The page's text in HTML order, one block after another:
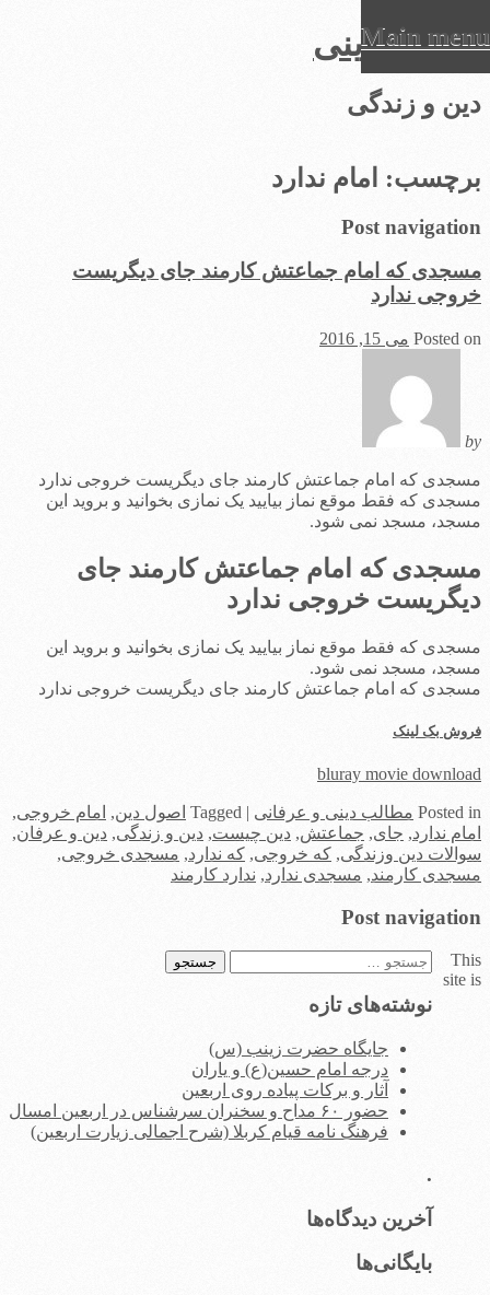
عرفان دینی
دین و زندگی
Main menu
to
content
برچسب: امام ندارد
Post navigation
مسجدی که امام جماعتش کارمند جای دیگریست
خروجی ندارد
Posted on می 15, 2016
by
مسجدی که امام جماعتش کارمند جای دیگریست خروجی ندارد
مسجدی که فقط موقع نماز بیایید یک نمازی بخوانید و بروید این
مسجد، مسجد نمی شود.
مسجدی که امام جماعتش کارمند جای
دیگریست خروجی ندارد
مسجدی که فقط موقع نماز بیایید یک نمازی بخوانید و بروید این
مسجد، مسجد نمی شود.
مسجدی که امام جماعتش کارمند جای دیگریست خروجی ندارد
فروش بک لینک
bluray movie download
Posted in مطالب دینی و عرفانی |
Tagged اصول دین, امام خروجی,
امام ندارد, جای, جماعتش, دین چیست, دین و زندگی, دین و عرفان,
سوالات دین وزندگی, که خروجی, که ندارد, مسجدی خروجی,
مسجدی کارمند, مسجدی ندارد, ندارد کارمند
Post navigation
جستجو
نوشته‌های تازه
جایگاه حضرت زینب (س)
درجه امام حسین(ع) و یاران
آثار و برکات پیاده روی اربعین
حضور ۶۰ مداح و سخنران سرشناس در اربعین امسال
فرهنگ نامه قیام کربلا (شرح اجمالی زیارت اربعین)
.
آخرین دیدگاه‌ها
بایگانی‌ها
This
site is